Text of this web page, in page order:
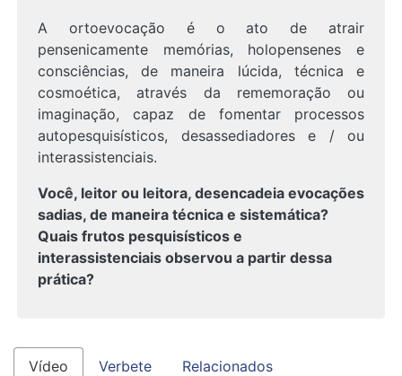
A ortoevocação é o ato de atrair
pensenicamente memórias, holopensenes e
consciências, de maneira lúcida, técnica e
cosmoética, através da rememoração ou
imaginação, capaz de fomentar processos
autopesquisísticos, desassediadores e / ou
interassistenciais.
Você, leitor ou leitora, desencadeia evocações
sadias, de maneira técnica e sistemática?
Quais frutos pesquisísticos e
interassistenciais observou a partir dessa
prática?
Vídeo Verbete Relacionados